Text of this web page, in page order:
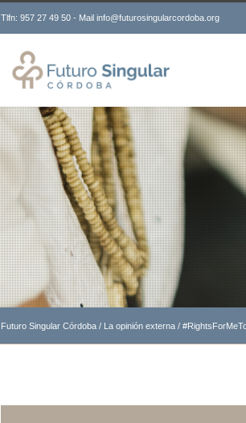
Tlfn: 957 27 49 50 - Mail info@futurosingularcordoba.org
Futuro Singular Córdoba / La opinión externa /